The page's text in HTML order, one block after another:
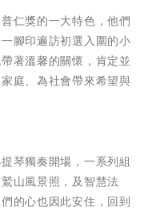
仁獎的一大特色，他們
腳印遍訪初選入圍的小
著溫馨的關懷，肯定並
庭、為社會帶來希望與
琴獨奏開場，一系列組
山風景照，及智慧法
的心也因此安住，回到